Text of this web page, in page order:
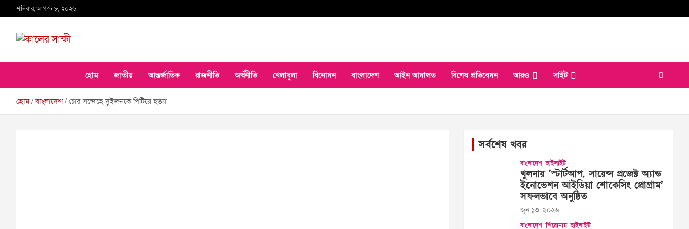
to
শনিবার, আগস্ট ৮, ২০২৬
কালের সাক্ষী
হোম জাতীয় আন্তর্জাতিক রাজনীতি অর্থনীতি খেলাধুলা বিনোদন বাংলাদেশ আইন আদালত বিশেষ প্রতিবেদন আরও সাইট
হোম বাংলাদেশ চোর সন্দেহে দুইজনকে পিটিয়ে হত্যা
সর্বশেষ খবর
বাংলাদেশ হাইলাইট
খুলনায় ‘স্টার্টআপ, সায়েন্স প্রজেক্ট অ্যান্ড
ইনোভেশন আইডিয়া শোকেসিং প্রোগ্রাম’
সফলভাবে অনুষ্ঠিত
জুন ১৩, ২০২৬
বাংলাদেশ শিরোনাম হাইলাইট